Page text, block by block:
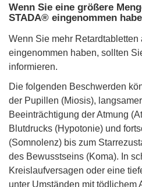
Wenn Sie eine größere
STADA® eingenommen
Wenn Sie mehr Retardtabletten
eingenommen haben, sollten
informieren.
Die folgenden Beschwerden
der Pupillen (Miosis),
Beeinträchtigung der Atmung
Blutdrucks (Hypotonie) und
(Somnolenz) bis zum
des Bewusstseins (Koma). In
Kreislaufversagen oder eine
unter Umständen mit tödlichem